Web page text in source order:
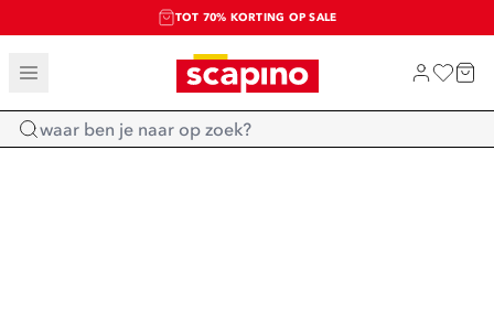
TOT 70% KORTING OP SALE
SALE: LAATSTE KANS!
SHOP NIEUW
Home